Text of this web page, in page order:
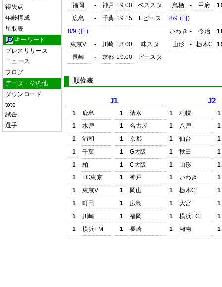
得失点
年齢構成
星取表
キーワード
プレスリリース
ニュース
ブログ
データ・その他
ダウンロード
toto
試合
選手
福岡
- 神戸 19:00
ベススタ
広島
- 千葉 19:15
Eピース
8/9 (日)
東京V
- 川崎 18:00
味スタ
長崎
- 京都 19:00 ピースタ
鳥栖
- 甲府
8/9 (日)
いわき - 今治
山形
- 栃木C
順位表
J1
1 鹿島 1
清水
1
水戸 1
名古屋
1
浦和 1
京都
1
千葉 1
G大阪
1
柏 1
C大阪
1
FC東京 1
神戸
1
東京V 1
岡山
1
町田 1
広島
1
川崎 1
福岡
1
横浜FM 1 長崎
J2
1 札幌
1
1
八戸
1
1
仙台
1
1
秋田
1
1
山形
1
1
いわき
1
1
栃木C
1
1
大宮
1
1
横浜FC
1
1
湘南 1